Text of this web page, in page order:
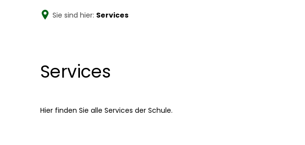
Willkommen an der ASR+
Sie sind hier: Services
ServicesServices
Hier finden Sie alle Services der Schule.